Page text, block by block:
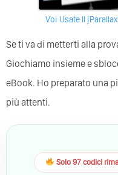
Voi Usate Il
Se ti va di metterti alla
Giochiamo insieme e
eBook. Ho preparato una
più attenti.
Solo 97 codici